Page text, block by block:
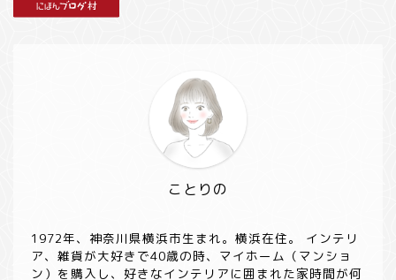
ことりの
1972年、神奈川県横浜市生まれ。横浜在住。 インテリ
ア、雑貨が大好きで40歳の時、マイホーム（マンショ
ン）を購入し、好きなインテリアに囲まれた家時間が何